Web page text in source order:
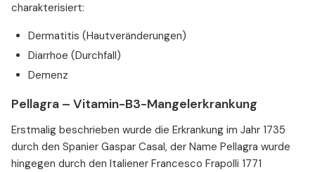
charakterisiert:
Dermatitis (Hautveränderungen)
Diarrhoe (Durchfall)
Demenz
Pellagra – Vitamin-B3-Mangelerkrankung
Erstmalig beschrieben wurde die Erkrankung im Jahr 1735
durch den Spanier Gaspar Casal, der Name Pellagra wurde
hingegen durch den Italiener Francesco Frapolli 1771